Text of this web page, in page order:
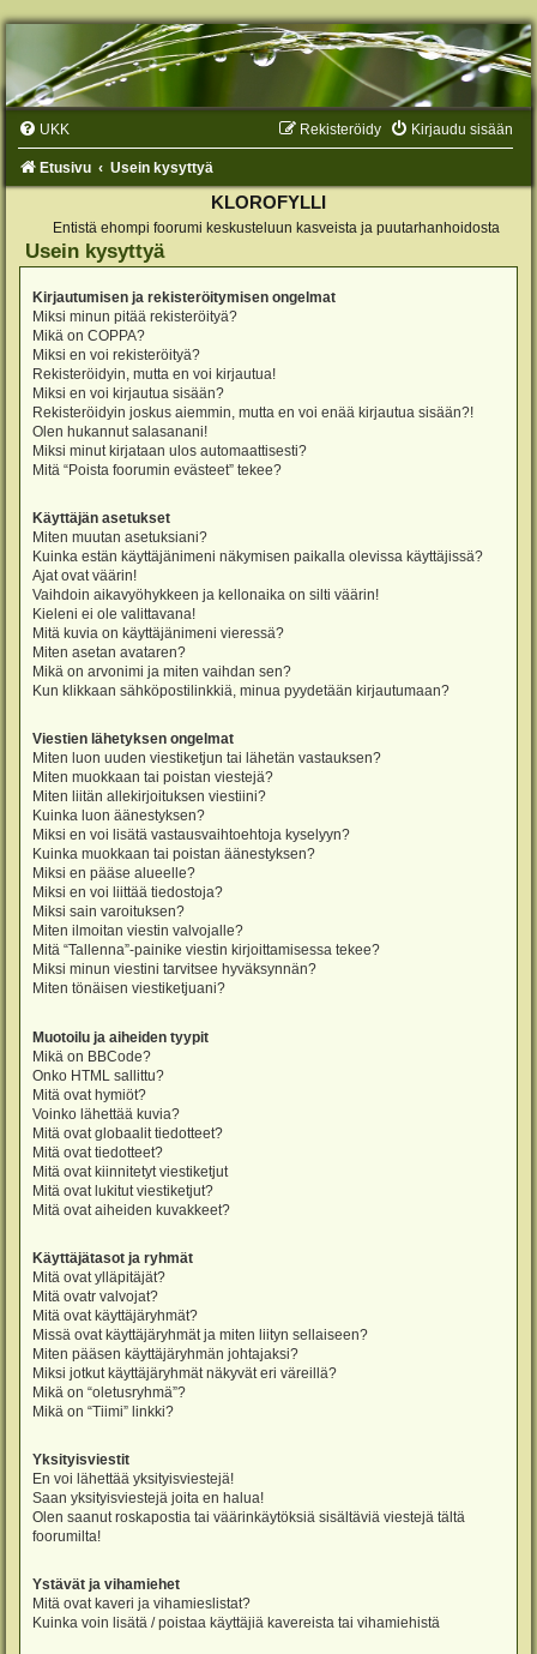
UKK Kirjaudu sisään
Rekisteröidy
Etusivu Usein kysyttyä
KLOROFYLLI
Entistä ehompi foorumi keskusteluun kasveista ja puutarhanhoidosta
Usein kysyttyä
Kirjautumisen ja rekisteröitymisen ongelmat
Miksi minun pitää rekisteröityä?
Mikä on COPPA?
Miksi en voi rekisteröityä?
Rekisteröidyin, mutta en voi kirjautua!
Miksi en voi kirjautua sisään?
Rekisteröidyin joskus aiemmin, mutta en voi enää kirjautua sisään?!
Olen hukannut salasanani!
Miksi minut kirjataan ulos automaattisesti?
Mitä “Poista foorumin evästeet” tekee?
Käyttäjän asetukset
Miten muutan asetuksiani?
Kuinka estän käyttäjänimeni näkymisen paikalla olevissa käyttäjissä?
Ajat ovat väärin!
Vaihdoin aikavyöhykkeen ja kellonaika on silti väärin!
Kieleni ei ole valittavana!
Mitä kuvia on käyttäjänimeni vieressä?
Miten asetan avataren?
Mikä on arvonimi ja miten vaihdan sen?
Kun klikkaan sähköpostilinkkiä, minua pyydetään kirjautumaan?
Viestien lähetyksen ongelmat
Miten luon uuden viestiketjun tai lähetän vastauksen?
Miten muokkaan tai poistan viestejä?
Miten liitän allekirjoituksen viestiini?
Kuinka luon äänestyksen?
Miksi en voi lisätä vastausvaihtoehtoja kyselyyn?
Kuinka muokkaan tai poistan äänestyksen?
Miksi en pääse alueelle?
Miksi en voi liittää tiedostoja?
Miksi sain varoituksen?
Miten ilmoitan viestin valvojalle?
Mitä “Tallenna”-painike viestin kirjoittamisessa tekee?
Miksi minun viestini tarvitsee hyväksynnän?
Miten tönäisen viestiketjuani?
Muotoilu ja aiheiden tyypit
Mikä on BBCode?
Onko HTML sallittu?
Mitä ovat hymiöt?
Voinko lähettää kuvia?
Mitä ovat globaalit tiedotteet?
Mitä ovat tiedotteet?
Mitä ovat kiinnitetyt viestiketjut
Mitä ovat lukitut viestiketjut?
Mitä ovat aiheiden kuvakkeet?
Käyttäjätasot ja ryhmät
Mitä ovat ylläpitäjät?
Mitä ovatr valvojat?
Mitä ovat käyttäjäryhmät?
Missä ovat käyttäjäryhmät ja miten liityn sellaiseen?
Miten pääsen käyttäjäryhmän johtajaksi?
Miksi jotkut käyttäjäryhmät näkyvät eri väreillä?
Mikä on “oletusryhmä”?
Mikä on “Tiimi” linkki?
Yksityisviestit
En voi lähettää yksityisviestejä!
Saan yksityisviestejä joita en halua!
Olen saanut roskapostia tai väärinkäytöksiä sisältäviä viestejä tältä
foorumilta!
Ystävät ja vihamiehet
Mitä ovat kaveri ja vihamieslistat?
Kuinka voin lisätä / poistaa käyttäjiä kavereista tai vihamiehistä